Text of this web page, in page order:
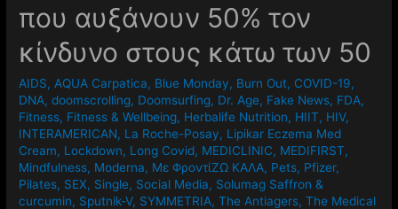
που αυξάνουν 50% τον
κίνδυνο στους κάτω των 50
AIDS, AQUA Carpatica, Blue Monday, Burn Out, COVID-19,
DNA,doomscrolling, Doomsurfing, Dr. Age, Fake News, FDA,
Fitness, Fitness & Wellbeing, Herbalife Nutrition, HIIT, HIV,
INTERAMERICAN, La Roche-Posay, Lipikar Eczema Med
Cream, Lockdown, Long Covid, MEDICLINIC, MEDIFIRST,
Mindfulness, Moderna, Mε ΦροντίΖΩ ΚΑΛΑ, Pets, Pfizer,
Pilates, SEX, Single, Social Media, Solumag Saffron &
curcumin, Sputnik-V, SYMMETRIA,The Antiagers,The Medical